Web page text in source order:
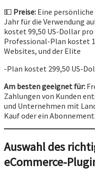
💵 Preise: Eine
Jahr für die Verwendung
kostet 99,50 US-Dollar
Professional-Plan kostet
Websites, und der Elite
-Plan kostet 299,50 US-
Am besten geeignet für:
Zahlungen von Kunden
und Unternehmen mit
Kauf oder ein Abonnement.
Auswahl des
eCommerce-